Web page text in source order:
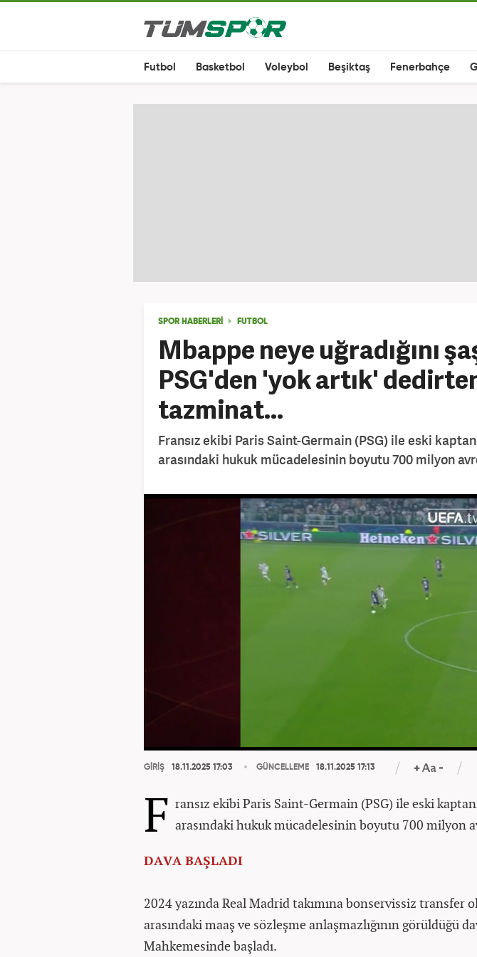
Futbol Basketbol Voleybol Beşiktaş Fenerbahçe
SPOR HABERLERİ FUTBOL
Mbappe neye uğradığını
PSG'den 'yok artık'
tazminat...
Fransız ekibi Paris Saint-Germain (PSG) ile eski
arasındaki hukuk mücadelesinin boyutu 700 milyon
GİRİŞ 18.11.2025 17:03 GÜNCELLEME 18.11.2025 17:13
F ransız ekibi Paris Saint-Germain (PSG) ile eski
arasındaki hukuk mücadelesinin boyutu 700 milyon
DAVA BAŞLADI
2024 yazında Real Madrid takımına bonservissiz transfer
arasındaki maaş ve sözleşme anlaşmazlığının görüldüğü
Mahkemesinde başladı.